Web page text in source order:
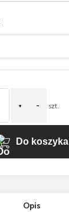
+ - szt.
Do koszyka
Opis